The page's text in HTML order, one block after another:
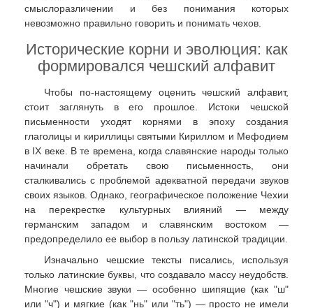
смыслоразличении и без понимания которых
невозможно правильно говорить и понимать чехов.
Исторические корни и эволюция: как
формировался чешский алфавит
Чтобы по-настоящему оценить чешский алфавит,
стоит заглянуть в его прошлое. Истоки чешской
письменности уходят корнями в эпоху создания
глаголицы и кириллицы святыми Кириллом и Мефодием
в IX веке. В те времена, когда славянские народы только
начинали обретать свою письменность, они
сталкивались с проблемой адекватной передачи звуков
своих языков. Однако, географическое положение Чехии
на перекрестке культурных влияний — между
германским западом и славянским востоком —
предопределило ее выбор в пользу латинской традиции.
Изначально чешские тексты писались, используя
только латинские буквы, что создавало массу неудобств.
Многие чешские звуки — особенно шипящие (как "ш"
или "ч") и мягкие (как "нь" или "ть") — просто не имели